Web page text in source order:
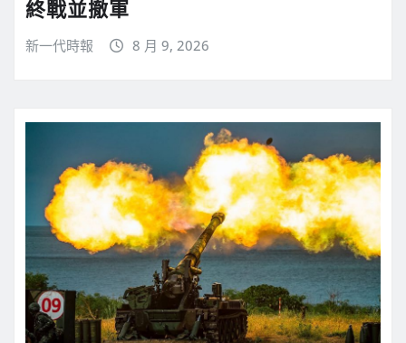
終戰並撤軍
新一代時報 8 月 9, 2026